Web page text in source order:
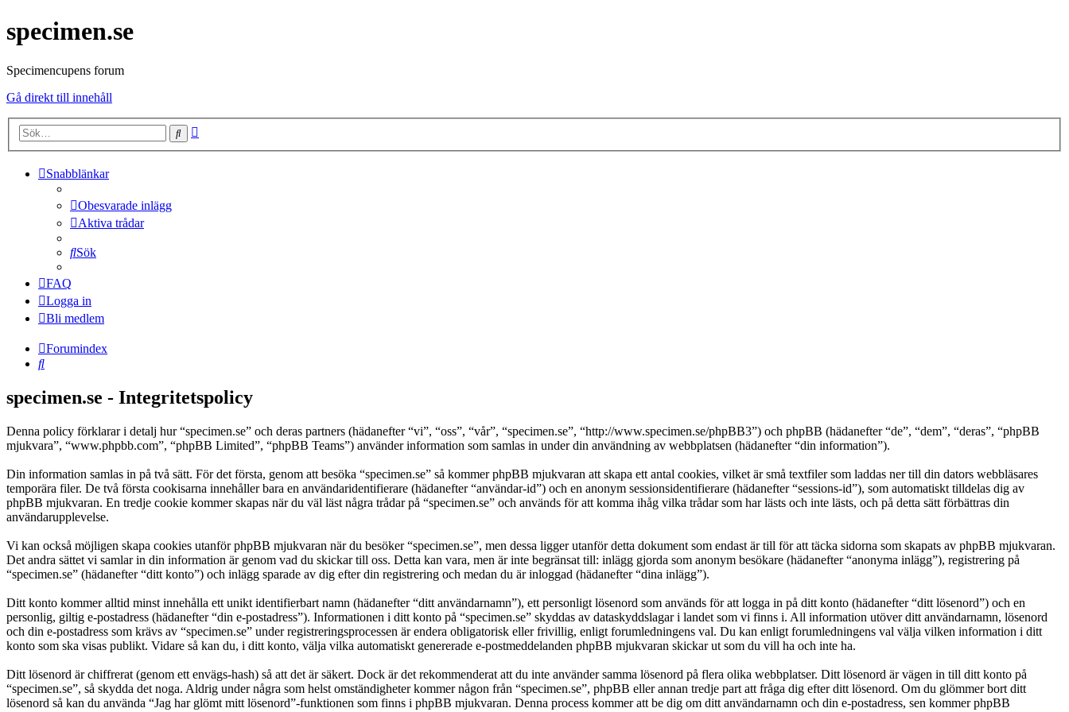
specimen.se
Specimencupens forum
Gå direkt till innehåll
Sök
Snabblänkar
Obesvarade inlägg
Aktiva trådar
Sök
FAQ
Logga in
Bli medlem
Forumindex
Sök
specimen.se - Integritetspolicy
Denna policy förklarar i detalj hur “specimen.se” och deras partners (hädanefter “vi”, “oss”, “vår”, “specimen.se”, “http://www.specimen.se/phpBB3”) och phpBB (hädanefter “de”, “dem”, “deras”, “phpBB
mjukvara”, “www.phpbb.com”, “phpBB Limited”, “phpBB Teams”) använder information som samlas in under din användning av webbplatsen (hädanefter “din information”).
Din information samlas in på två sätt. För det första, genom att besöka “specimen.se” så kommer phpBB mjukvaran att skapa ett antal cookies, vilket är små textfiler som laddas ner till din dators webbläsares
temporära filer. De två första cookisarna innehåller bara en användaridentifierare (hädanefter “användar-id”) och en anonym sessionsidentifierare (hädanefter “sessions-id”), som automatiskt tilldelas dig av
phpBB mjukvaran. En tredje cookie kommer skapas när du väl läst några trådar på “specimen.se” och används för att komma ihåg vilka trådar som har lästs och inte lästs, och på detta sätt förbättras din
användarupplevelse.
Vi kan också möjligen skapa cookies utanför phpBB mjukvaran när du besöker “specimen.se”, men dessa ligger utanför detta dokument som endast är till för att täcka sidorna som skapats av phpBB mjukvaran.
Det andra sättet vi samlar in din information är genom vad du skickar till oss. Detta kan vara, men är inte begränsat till: inlägg gjorda som anonym besökare (hädanefter “anonyma inlägg”), registrering på
“specimen.se” (hädanefter “ditt konto”) och inlägg sparade av dig efter din registrering och medan du är inloggad (hädanefter “dina inlägg”).
Ditt konto kommer alltid minst innehålla ett unikt identifierbart namn (hädanefter “ditt användarnamn”), ett personligt lösenord som används för att logga in på ditt konto (hädanefter “ditt lösenord”) och en
personlig, giltig e-postadress (hädanefter “din e-postadress”). Informationen i ditt konto på “specimen.se” skyddas av dataskyddslagar i landet som vi finns i. All information utöver ditt användarnamn, lösenord
och din e-postadress som krävs av “specimen.se” under registreringsprocessen är endera obligatorisk eller frivillig, enligt forumledningens val. Du kan enligt forumledningens val välja vilken information i ditt
konto som ska visas publikt. Vidare så kan du, i ditt konto, välja vilka automatiskt genererade e-postmeddelanden phpBB mjukvaran skickar ut som du vill ha och inte ha.
Ditt lösenord är chiffrerat (genom ett envägs-hash) så att det är säkert. Dock är det rekommenderat att du inte använder samma lösenord på flera olika webbplatser. Ditt lösenord är vägen in till ditt konto på
“specimen.se”, så skydda det noga. Aldrig under några som helst omständigheter kommer någon från “specimen.se”, phpBB eller annan tredje part att fråga dig efter ditt lösenord. Om du glömmer bort ditt
lösenord så kan du använda “Jag har glömt mitt lösenord”-funktionen som finns i phpBB mjukvaran. Denna process kommer att be dig om ditt användarnamn och din e-postadress, sen kommer phpBB